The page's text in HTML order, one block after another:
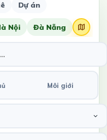
Dự án
Nội Đà Nẵng
Môi giới